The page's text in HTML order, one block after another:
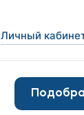
Личный